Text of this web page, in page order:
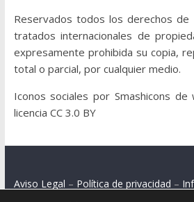
Reservados todos los derechos
tratados internacionales de
expresamente prohibida su copia,
total o parcial, por cualquier medio.
Iconos sociales por Smashicons de
licencia CC 3.0 BY
Aviso Legal – Política de privacidad –